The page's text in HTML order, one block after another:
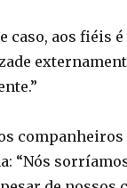
caso, aos fiéis
companheiros
“Nós